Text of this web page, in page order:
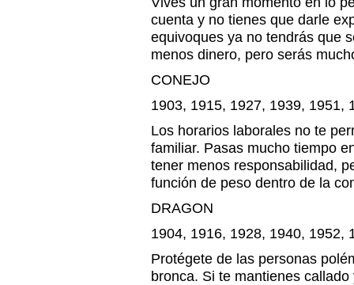
cuenta y no tienes que darle
equivoques ya no tendrás que
menos dinero, pero serás
CONEJO
1903, 1915, 1927, 1939, 1951,
Los horarios laborales no te
familiar. Pasas mucho tiempo
tener menos responsabilidad,
función de peso dentro de la
DRAGON
1904, 1916, 1928, 1940, 1952,
Protégete de las personas
bronca. Si te mantienes